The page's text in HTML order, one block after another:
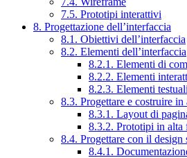
7.5. Prototipi interattivi
8. Progettazione dell’interfaccia
8.1. Obiettivi dell’interfaccia
8.2. Elementi dell’interfaccia
8.2.1. Elementi di
8.2.2. Elementi
8.2.3. Elementi
8.3. Progettare e costruire in
8.3.1. Layout di
8.3.2. Prototipi in alta
8.4. Progettare con il design
8.4.1.